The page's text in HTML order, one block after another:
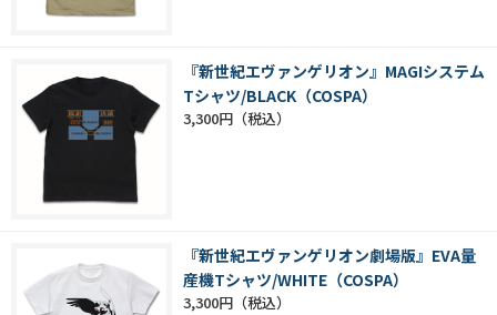
『新世紀エヴァンゲリオン』MAGIシステム
Tシャツ/BLACK（COSPA）
3,300円
『新世紀エヴァンゲリオン劇場版』EVA量
産機Tシャツ/WHITE（COSPA）
3,300円